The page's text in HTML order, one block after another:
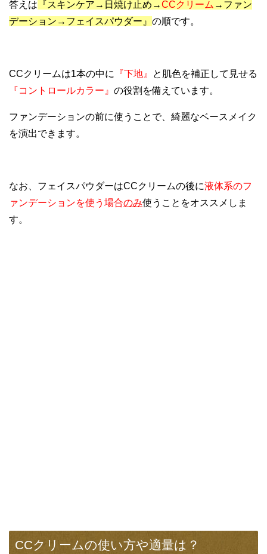
答えは 『スキンケア→日焼け止め→CCクリーム →ファン
デーション→フェイスパウダー』 の順です。
CCクリームは1本の中に 『下地』
と肌色を補正して見せる
『コントロールカラー』 の役割を備えています。
ファンデーションの前に使うことで、綺麗なベースメイク
を演出できます。
なお、フェイスパウダーはCCクリームの後に液体系のフ
ァンデーションを使う場合のみ使うことをオススメしま
す。
CCクリームの使い方や適量は？